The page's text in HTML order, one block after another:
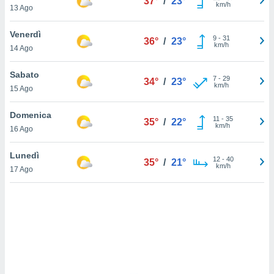
cookie
il tuo
in
web.
13 Ago
km/h
Venerdì
14 Ago
36° / 23° 9- 31
km/h
Sabato
15 Ago
34° / 23° 7- 29
km/h
Domenica
16 Ago
35° / 22° 11 - 35
km/h
Lunedì
17 Ago
35° / 21° 12- 40
km/h